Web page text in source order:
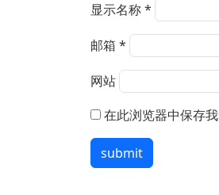
显示名称*
邮箱 *
网站
在此浏览器中保存
submit